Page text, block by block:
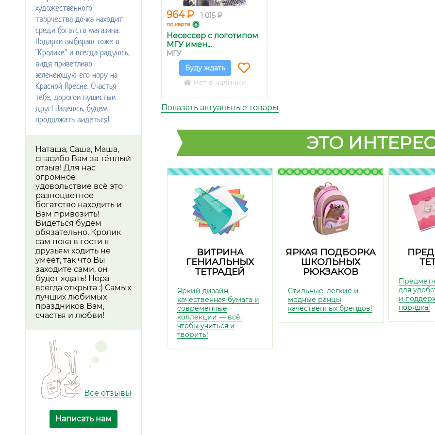
художественного
творчества дочка находит
среди богатств магазина.
Подарки выбираю тоже в
"Кролике" и всегда радуюсь,
видя приветливо
зеленеющую его нору на
Красной Пресне. Счастья
тебе, дорогой пушистый
друг! Надеюсь, будем
продолжать видеться!
Наташа, Саша, Маша,
спасибо Вам за тёплый
отзыв! Для нас
огромное
удовольствие всё это
разноцветное
богатство находить и
Вам привозить!
Видеться будем
обязательно, Кролик
сам пока в гости к
друзьям ходить не
умеет, так что Вы
заходите сами, он
будет ждать! Нора
всегда открыта :) Самых
лучших любимых
праздников Вам,
счастья и любви!
Все отзывы
Написать нам
964 ₽ 1 015 ₽
по карте
Несессер с логотипом
МГУ имен...
МГУ
Буду ждать
Нет в наличии
Показать актуальные товары
ЭТО
ВИТРИНА
ГЕНИАЛЬНЫХ
ТЕТРАДЕЙ
Яркий дизайн,
качественная бумага и
современные
коллекции — всё,
чтобы учиться и
творить!
ЯРКАЯ ПОДБОРКА
ШКОЛЬНЫХ
РЮКЗАКОВ
Стильные, лёгкие и
модные ранцы
качественных брендов!
для
и
порядка!